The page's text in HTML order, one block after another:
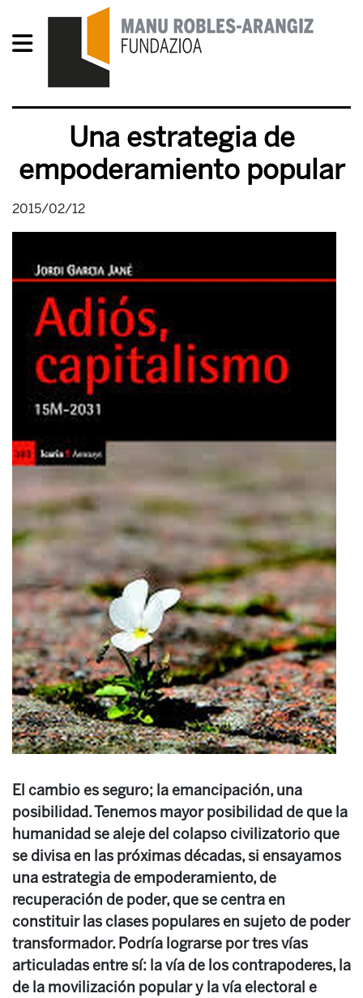
Una estrategia de
empoderamiento popular
2015/02/12
El cambio es seguro; la emancipación, una
posibilidad. Tenemos mayor posibilidad de que la
humanidad se aleje del colapso civilizatorio que
se divisa en las próximas décadas, si ensayamos
una estrategia de empoderamiento, de
recuperación de poder, que se centra en
constituir las clases populares en sujeto de poder
transformador. Podría lograrse por tres vías
articuladas entre sí: la vía de los contrapoderes, la
de la movilización popular y la vía electoral e